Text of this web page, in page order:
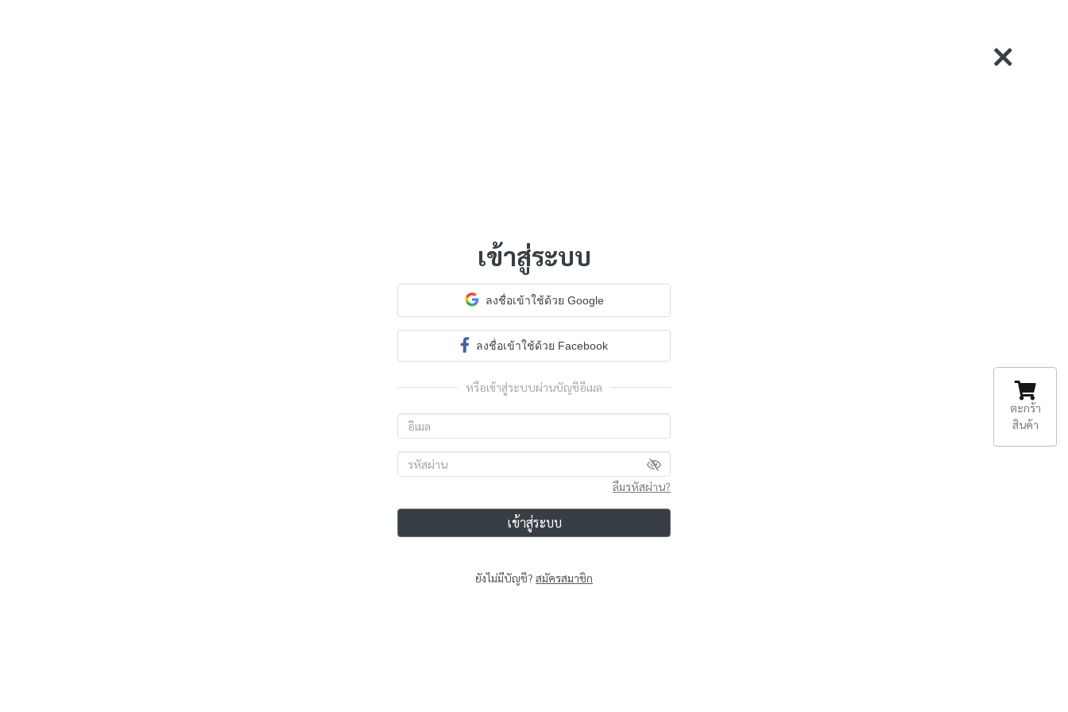
เข้าสู่ระบบ
ลงชื่อเข้าใช้ด้วย Google
ลงชื่อเข้าใช้ด้วย Facebook
หรือเข้าสู่ระบบผ่านบัญชีอีเมล
ลืมรหัสผ่าน?
เข้าสู่ระบบ
ยังไม่มีบัญชี? สมัครสมาชิก
ตะกร้า
สินค้า